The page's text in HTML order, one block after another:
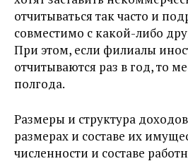
отчитываться так часто и
совместимо с какой-либо
При этом, если филиалы
отчитываются раз в год, то
полгода.
Размеры и структура
размерах и составе их
численности и составе